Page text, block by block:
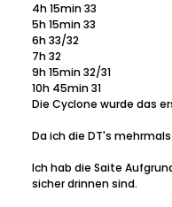
4h 15min 33
5h 15min 33
6h 33/32
7h 32
9h 15min 32/31
10h 45min 31
Die Cyclone wurde das
Da ich die DT's
Ich hab die Saite
sicher drinnen sind.